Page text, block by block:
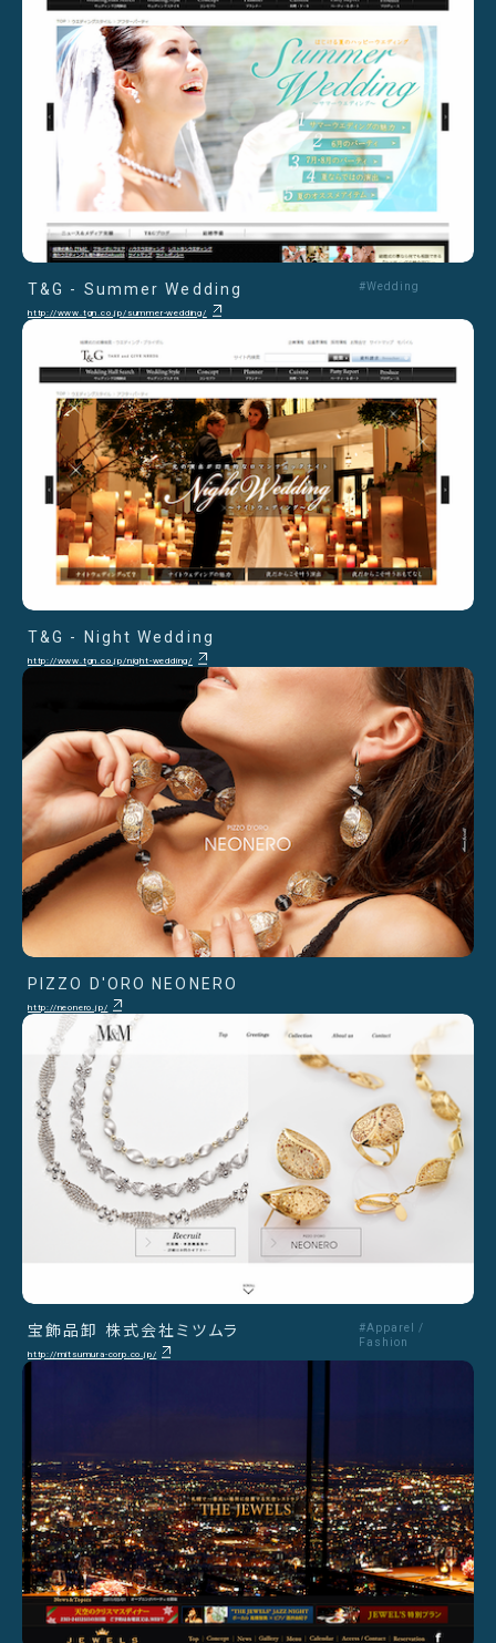
T&G - Summer Wedding
http://www.tgn.co.jp/summer-wedding/
#Wedding
T&G - Night Wedding
http://www.tgn.co.jp/night-wedding/
PIZZO D'ORO NEONERO
http://neonero.jp/
宝飾品卸 株式会社ミツムラ
http://mitsumura-corp.co.jp/
#Apparel /
Fashion